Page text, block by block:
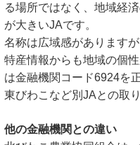
る場所ではなく、地域経
が大きいJAです。
名称は広域感があります
特産情報からも地域の個
は金融機関コード6924を
東びわこなど別JAとの取
他の金融機関との違い